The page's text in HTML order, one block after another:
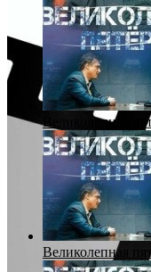
Великолепная
Великолепная